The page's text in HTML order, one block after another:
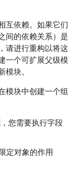
互依赖。如果它们
间的依赖关系）是
请进行重构以将这
一个可扩展父级模
块。
模块中创建一个组
，您需要执行字段
定对象的作用